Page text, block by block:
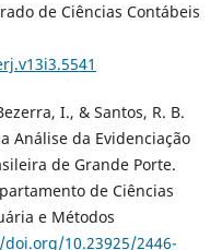
de Ciências Contábeis
I., & Santos, R. B.
Análise da Evidenciação
de Grande Porte.
de Ciências
e Métodos
10.23925/2446-